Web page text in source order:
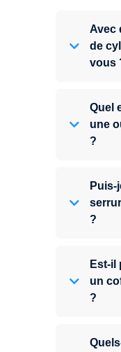
Avec
de
vous
Quel
une
?
Puis-
?
Est-il
un
?